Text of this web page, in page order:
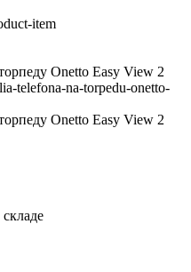
Onetto Easy View 2
telefona-na-torpedu-onetto-
Onetto Easy View 2